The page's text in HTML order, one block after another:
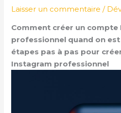
Laisser un commentaire /
Comment créer un compte
professionnel quand on
étapes pas à pas pour
Instagram professionnel